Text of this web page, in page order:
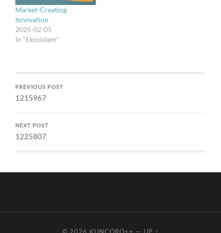
Act 2. Udah lama nggak
dengar…
Market-Creating
Innovation
2025-02-05
In "Ekosistem"
PREVIOUS POST
1215967
NEXT POST
1225807
© 2026 KUNCORO++ — UP ↑